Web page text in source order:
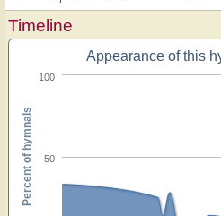
Timeline
Appearance of this
50
100
Percent of hymnals